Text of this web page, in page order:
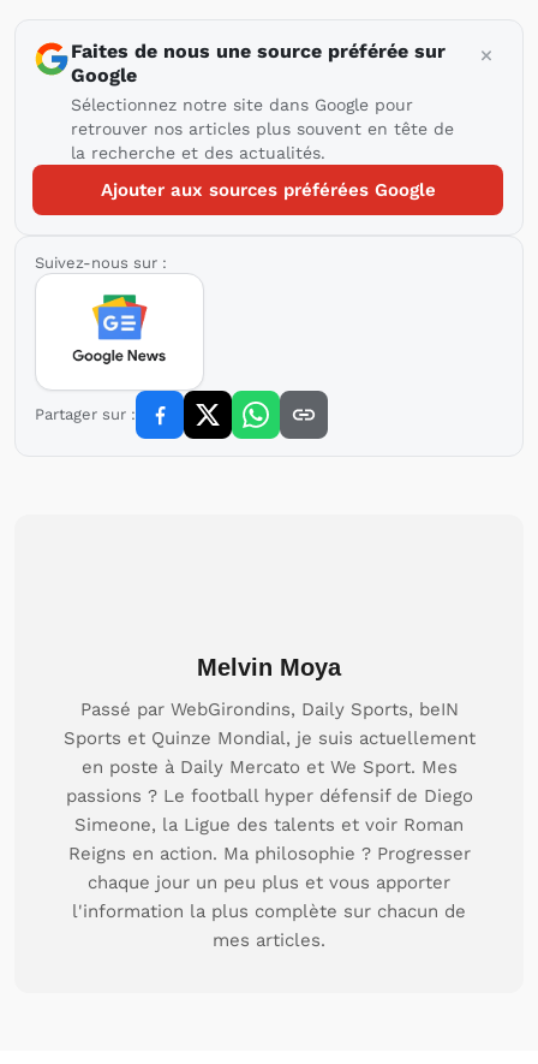
Faites de nous une source préférée sur
Google
Sélectionnez notre site dans Google pour
retrouver nos articles plus souvent en tête de
la recherche et des actualités.
Ajouter aux sources préférées Google
Suivez-nous sur :
Partager sur :
Melvin Moya
Passé par WebGirondins, Daily Sports, beIN
Sports et Quinze Mondial, je suis actuellement
en poste à Daily Mercato et We Sport. Mes
passions ? Le football hyper défensif de Diego
Simeone, la Ligue des talents et voir Roman
Reigns en action. Ma philosophie ? Progresser
chaque jour un peu plus et vous apporter
l'information la plus complète sur chacun de
mes articles.